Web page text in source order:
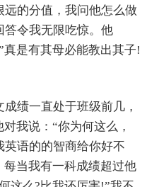
的分值，我问他怎么做
答令我无限吃惊。他
是有其母必能教出其子!
绩一直处于班级前几，
我说：“你为何这么，
语的的智商给你好不
当我有一科成绩超过他